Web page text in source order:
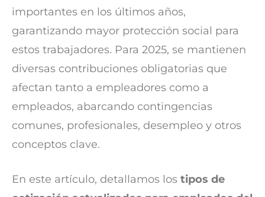
importantes en los últimos años,
garantizando mayor protección social para
estos trabajadores. Para 2025, se mantienen
diversas contribuciones obligatorias que
afectan tanto a empleadores como a
empleados, abarcando contingencias
comunes, profesionales, desempleo y otros
conceptos clave.
En este artículo, detallamos los tipos de